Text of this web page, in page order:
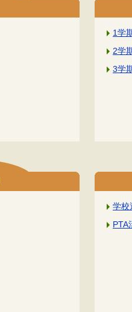
1学
2学
3学
学校
PTA